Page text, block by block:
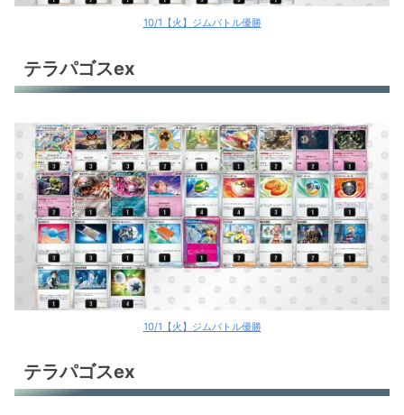
サーフゴーex
トドロクツキex
ソウブレイズex
ソウブレイズex
ソウブレイズex
ソウブレイズex
ロストギラティナ
ロストバレット
ポケカ環境デッキレシピ
10/1【火】ジムバトル優勝
テラパゴスex
10/1【火】ジムバトル優勝
テラパゴスex